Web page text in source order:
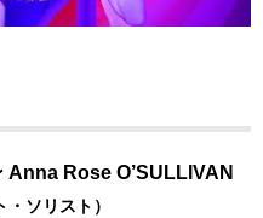
Anna Rose O’SULLIVAN
ソリスト）